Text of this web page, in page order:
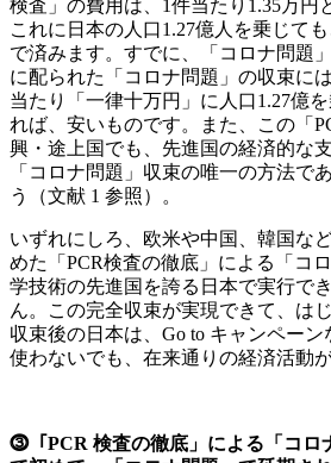
検査」の費用は、1件当たり1.35万円
これに日本の人口1.27億人を乗じて
で済みます。すでに、「コロナ問題
に配られた「コロナ問題」の収束に
当たり「一律十万円」に人口1.27億
れば、安いものです。また、この「
興・途上国でも、先進国の経済的な
「コロナ問題」収束の唯一の方法で
う（文献 1 参照）。
いずれにしろ、欧米や中国、韓国な
めた「PCR検査の徹底」による「コ
学技術の先進国を誇る日本で実行で
ん。この完全収束が実現できて、は
収束後の日本は、Go to キャンペー
使わないでも、在来通りの経済活動
⓷「PCR 検査の徹底」による「コロ